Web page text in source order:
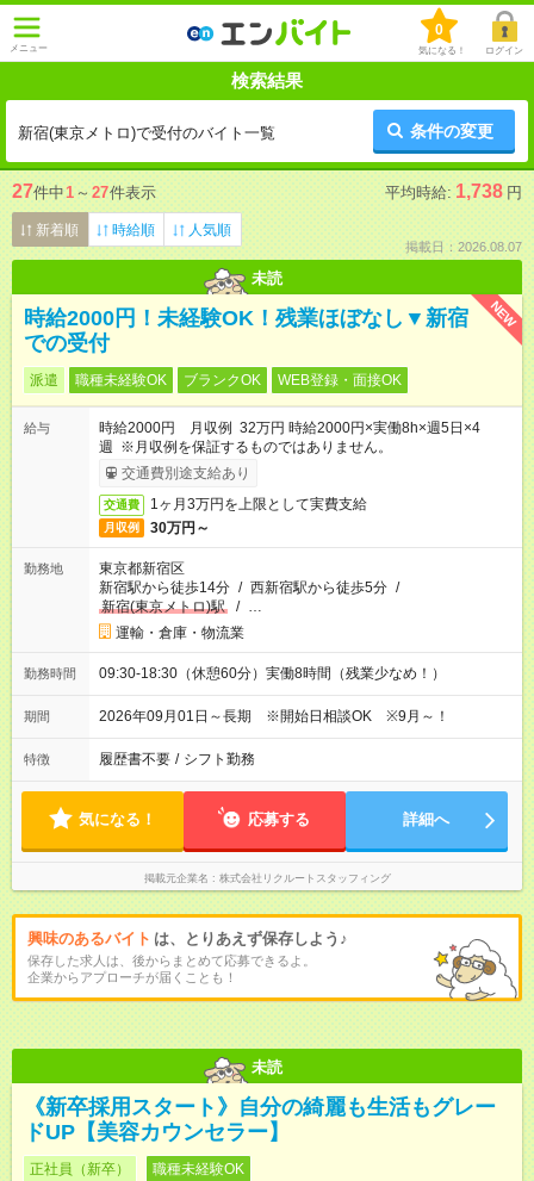
メニュー
0
気になる！ ログイン
検索結果
新宿(東京メトロ)で受付のバイト一覧 条件の変更
27件中1 ～ 27件表示 平均時給: 1,738 円
新着順 時給順 人気順
掲載日：2026.08.07
未読
NEW
時給2000円！未経験OK！残業ほぼなし▼新宿
での受付
派遣 職種未経験OK ブランクOK WEB登録・面接OK
給与
時給2000円 月収例 32万円 時給2000円×実働8h×週5日×4
週 ※月収例を保証するものではありません。
交通費別途支給あり
交通費 1ヶ月3万円を上限として実費支給
月収例 30万円～
勤務地
東京都新宿区
新宿駅から徒歩14分 / 西新宿駅から徒歩5分 /
新宿(東京メトロ)駅
/ …
運輸・倉庫・物流業
勤務時間 09:30-18:30（休憩60分）実働8時間（残業少なめ！）
期間 2026年09月01日～長期 ※開始日相談OK ※9月～！
特徴 履歴書不要 / シフト勤務
気になる！ 応募する 詳細へ
掲載元企業名 株式会社リクルートスタッフィング
興味のあるバイト は、とりあえず保存しよう♪
保存した求人は、後からまとめて応募できるよ。
企業からアプローチが届くことも！
未読
《新卒採用スタート》自分の綺麗も生活もグレー
ドUP【美容カウンセラー】
正社員（新卒） 職種未経験OK